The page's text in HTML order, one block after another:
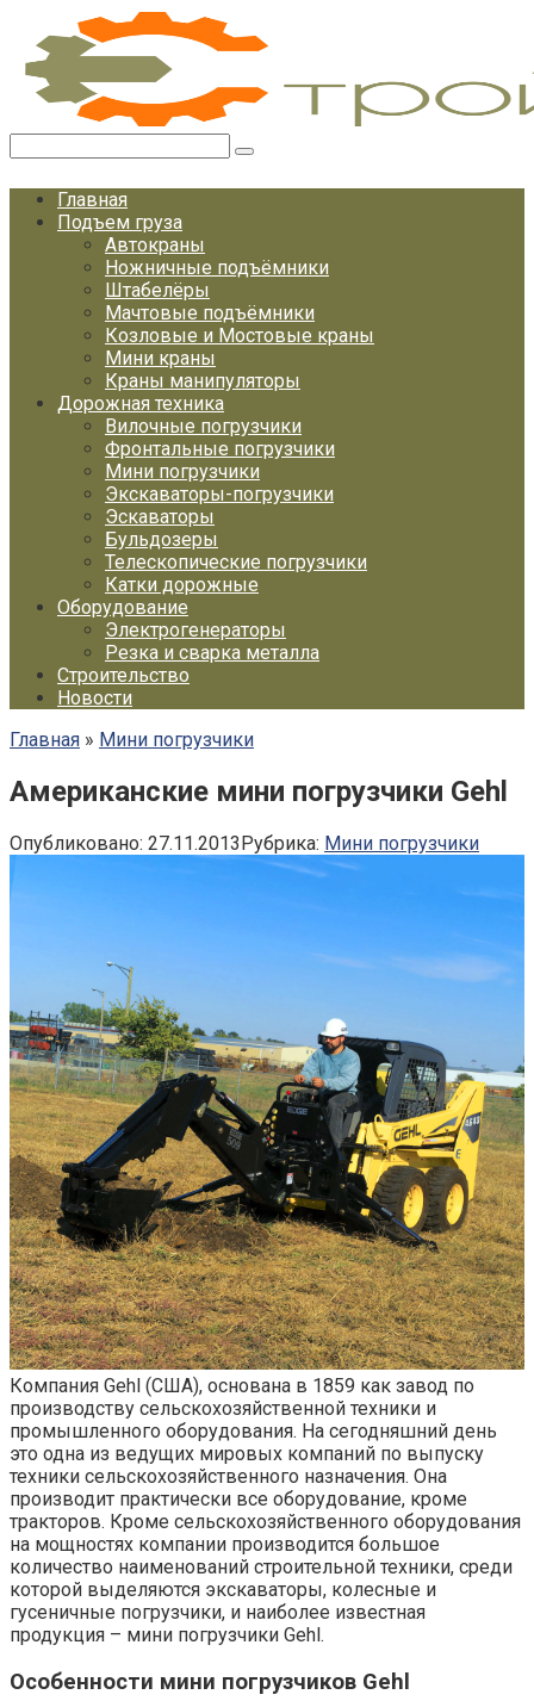
Перейти
контенту
Главная
Подъем груза
Автокраны
Ножничные подъёмники
Штабелёры
Мачтовые подъёмники
Козловые и Мостовые краны
Мини краны
Краны манипуляторы
Дорожная техника
Вилочные погрузчики
Фронтальные погрузчики
Мини погрузчики
Экскаваторы-погрузчики
Эскаваторы
Бульдозеры
Телескопические погрузчики
Катки дорожные
Оборудование
Электрогенераторы
Резка и сварка металла
Строительство
Новости
Главная » Мини погрузчики
Американские мини погрузчики Gehl
Опубликовано: 27.11.2013Рубрика: Мини погрузчики
Компания Gehl (США), основана в 1859 как завод по
производству сельскохозяйственной техники и
промышленного оборудования. На сегодняшний день
это одна из ведущих мировых компаний по выпуску
техники сельскохозяйственного назначения. Она
производит практически все оборудование, кроме
тракторов. Кроме сельскохозяйственного оборудования
на мощностях компании производится большое
количество наименований строительной техники, среди
которой выделяются экскаваторы, колесные и
гусеничные погрузчики, и наиболее известная
продукция – мини погрузчики Gehl.
Особенности мини погрузчиков Gehl